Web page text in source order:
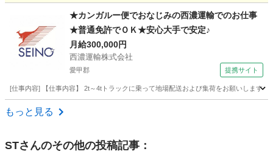
大船駅 ドライバー 貨物
★カンガルー便でおなじみの西濃運輸でのお仕事
★普通免許でＯＫ★安心大手で安定♪
月給300,000円
西濃運輸株式会社
愛甲郡 提携サイト
[仕事内容] 【仕事内容】 2t～4tトラックに乗って地場配送および集荷をお願いします
神奈川 愛甲郡
もっと見る
STさんのその他の投稿記事：